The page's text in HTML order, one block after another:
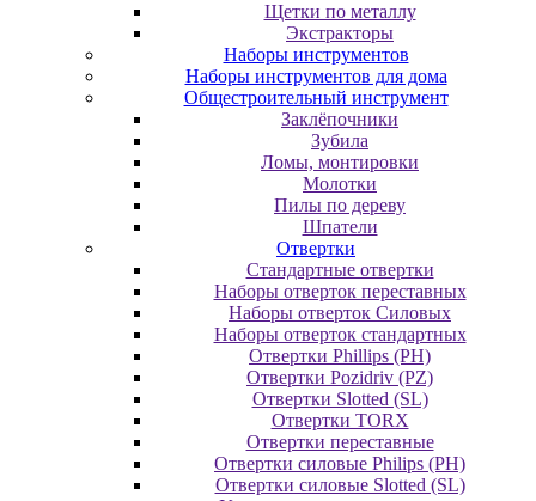
Щетки по металлу
Экcтpaктopы
Наборы инструментов
Наборы инструментов для дома
Общестроительный инструмент
Заклёпочники
Зубила
Ломы, монтировки
Молотки
Пилы по дереву
Шпатели
Отвертки
Cтандартные отвертки
Наборы отверток переставных
Наборы отверток Силовых
Наборы отверток стандартных
Отвертки Phillips (PH)
Отвертки Pozidriv (PZ)
Отвертки Slotted (SL)
Отвертки TORX
Отвертки переставные
Отвертки силовые Philips (PH)
Отвертки силовые Slotted (SL)